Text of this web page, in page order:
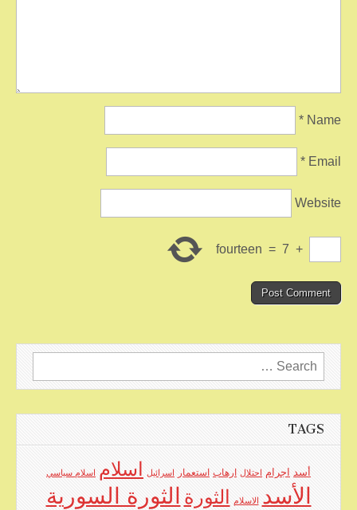
Name
*
Email
*
Website
+
7
=
fourteen
Search
for:
TAGS
أسد اجرام احتلال ارهاب استعمار اسرائيل اسلام اسلام سياسي
الأسد الاسلام الثورة الثورة السورية